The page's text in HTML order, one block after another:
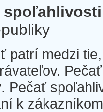
spoľahlivosti
patrí medzi
. Pečať
k